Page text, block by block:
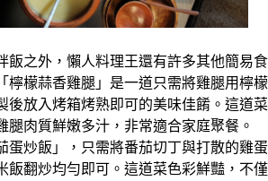
飯之外，懶人料理王還有許多其他簡易食
檸檬蒜香雞腿」是一道只需將雞腿用檸檬
後放入烤箱烤熟即可的美味佳餚。這道菜
腿肉質鮮嫩多汁，非常適合家庭聚餐。
蛋炒飯」，只需將番茄切丁與打散的雞蛋
飯翻炒均勻即可。這道菜色彩鮮豔，不僅